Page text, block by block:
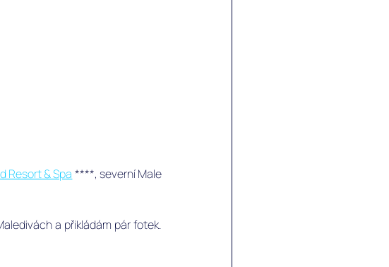
Resort & Spa ****, severní Male
a přikládám pár fotek.